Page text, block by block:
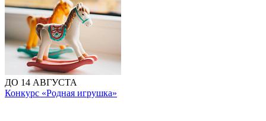
ДО 14 АВГУСТА
Конкурс «Родная игрушка»